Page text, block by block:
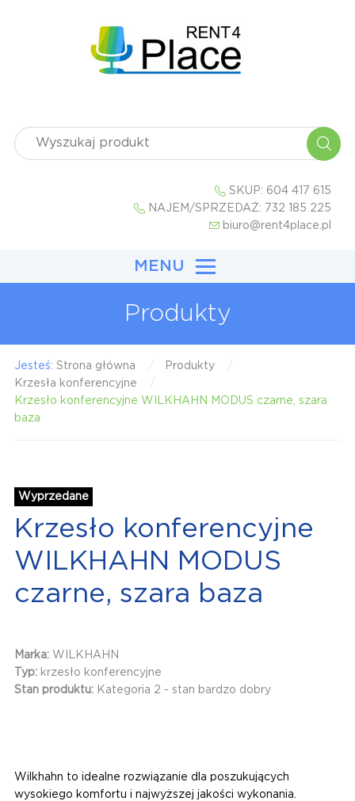
SKUP: 604 417 615
NAJEM/SPRZEDAŻ: 732 185 225
biuro@rent4place.pl
MENU
Produkty
Jesteś: Strona główna
Produkty
Krzesła konferencyjne
Krzesło konferencyjne WILKHAHN MODUS czarne, szara
baza
Wyprzedane
Krzesło konferencyjne
WILKHAHN MODUS
czarne, szara baza
Marka: WILKHAHN
Typ: krzesło konferencyjne
Stan produktu: Kategoria 2 - stan bardzo dobry
Wilkhahn to idealne rozwiązanie dla poszukujących
wysokiego komfortu i najwyższej jakości wykonania.